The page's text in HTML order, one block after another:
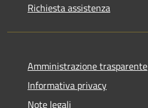
Richiesta assistenza
Amministrazione trasparente
Informativa privacy
Note legali